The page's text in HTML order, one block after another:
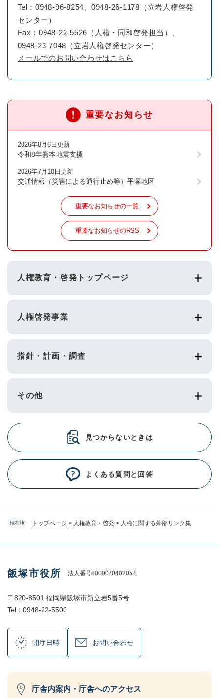
現在地 トップページ > 人権教育・啓発 > 人権に関する外部リンク集
Tel：0948-96-8254、0948-26-1178（立岩人権啓発
センター）
Fax：0948-22-5526（人権・同和啓発担当）、
0948-23-7048（立岩人権啓発センター）
メールでのお問い合わせはこちら
重要なお知らせ
2026年8月6日更新
令和8年熊本地震支援
2026年7月10日更新
交通情報（災害による通行止め等）平塚地区
重要なお知らせの一覧
重要なお知らせのRSS
人権教育・啓発トップページ
人権啓発事業
指針・計画・調査
その他
見つからないときは
よくある質問と回答
飯塚市役所 法人番号8000020402052
〒820-8501 福岡県飯塚市新立岩5番5号
Tel：0948-22-5500
開庁日時 お問い合わせ
庁舎内案内・庁舎へのアクセス